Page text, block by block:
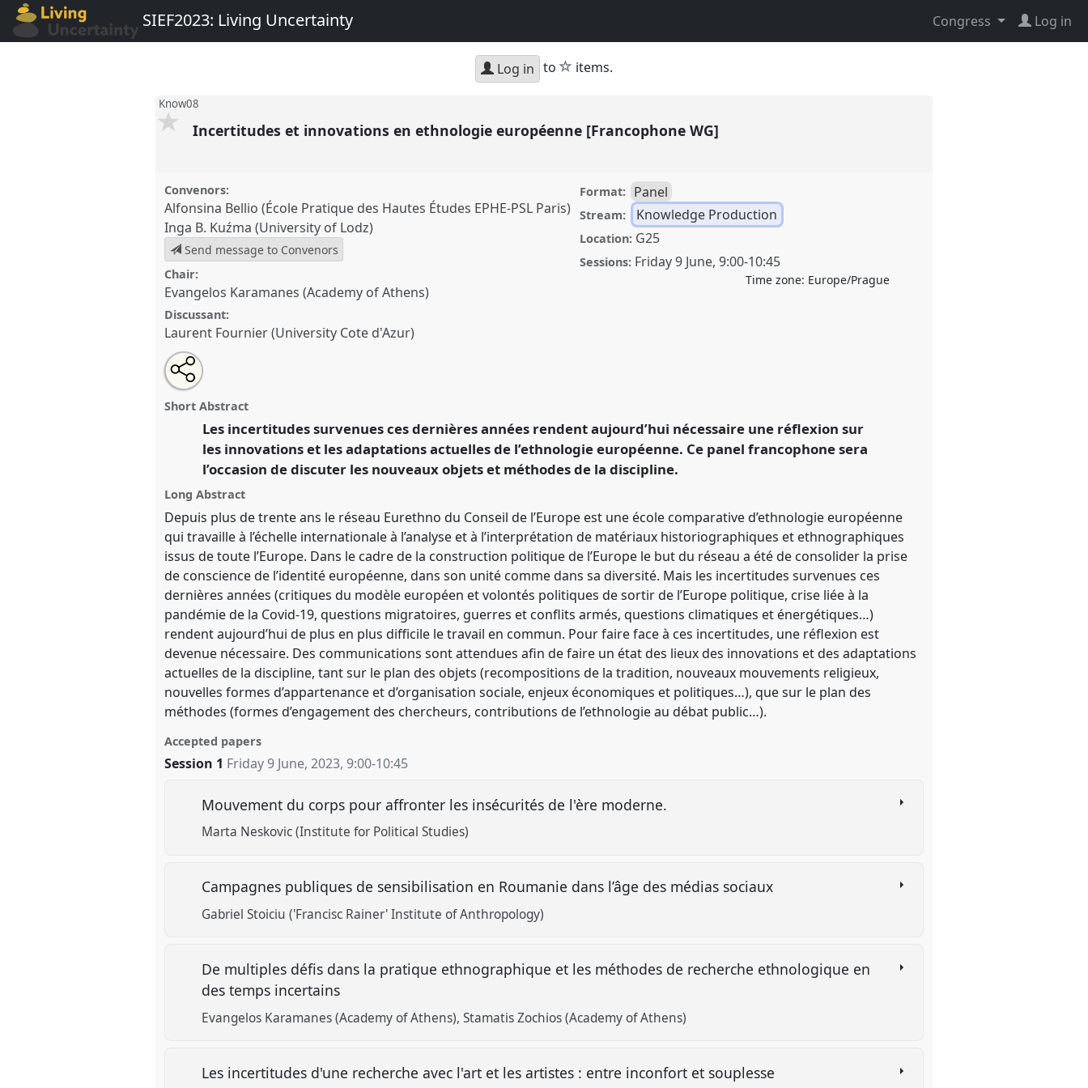
SIEF2023: Living Uncertainty Congress Log in
Log in to star
items.
Know08
Incertitudes et innovations en ethnologie européenne [Francophone WG]
Convenors:
Alfonsina Bellio (École Pratique des Hautes Études EPHE-PSL Paris)
Inga B. Kuźma (University of Lodz)
Send message to Convenors
Chair:
Evangelos Karamanes (Academy of Athens)
Discussant:
Laurent Fournier (University Cote d'Azur)
Format: Panel
Stream: Knowledge Production
Location: G25
Sessions: Friday 9 June, 9:00-10:45
Time zone: Europe/Prague
Incertitudes et innovations en ethnologie européenne
[Francophone WG].
https://nomadit.co.uk/conference/sief2023/p/12768
show
in
the
panel
explorer
Open
an
email
this
Share
the
panel
on
Tweet
about
this
Share
this
panel
Short Abstract
Les incertitudes survenues ces dernières années rendent aujourd’hui nécessaire une réflexion sur
les innovations et les adaptations actuelles de l’ethnologie européenne. Ce panel francophone sera
l’occasion de discuter les nouveaux objets et méthodes de la discipline.
Long Abstract
Depuis plus de trente ans le réseau Eurethno du Conseil de l’Europe est une école comparative d’ethnologie européenne
qui travaille à l’échelle internationale à l’analyse et à l’interprétation de matériaux historiographiques et ethnographiques
issus de toute l’Europe. Dans le cadre de la construction politique de l’Europe le but du réseau a été de consolider la prise
de conscience de l’identité européenne, dans son unité comme dans sa diversité. Mais les incertitudes survenues ces
dernières années (critiques du modèle européen et volontés politiques de sortir de l’Europe politique, crise liée à la
pandémie de la Covid-19, questions migratoires, guerres et conflits armés, questions climatiques et énergétiques…)
rendent aujourd’hui de plus en plus difficile le travail en commun. Pour faire face à ces incertitudes, une réflexion est
devenue nécessaire. Des communications sont attendues afin de faire un état des lieux des innovations et des adaptations
actuelles de la discipline, tant sur le plan des objets (recompositions de la tradition, nouveaux mouvements religieux,
nouvelles formes d’appartenance et d’organisation sociale, enjeux économiques et politiques…), que sur le plan des
méthodes (formes d’engagement des chercheurs, contributions de l’ethnologie au débat public…).
Accepted papers
Session 1 Friday 9 June, 2023,9:00-10:45
Mouvement du corps pour affronter les insécurités de l'ère moderne.
Marta Neskovic (Institute for Political Studies)
Campagnes publiques de sensibilisation en Roumanie dans l’âge des médias sociaux
Gabriel Stoiciu ('Francisc Rainer' Institute of Anthropology)
De multiples défis dans la pratique ethnographique et les méthodes de recherche ethnologique en
des temps incertains
Evangelos Karamanes (Academy of Athens) Stamatis Zochios (Academy of Athens)
Les incertitudes d'une recherche avec l'art et les artistes : entre inconfort et souplesse